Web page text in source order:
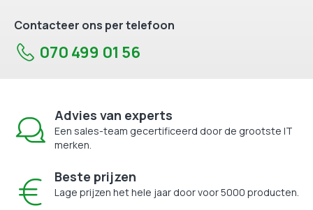
Contacteer ons per telefoon
070 499 01 56
Advies van experts
Een sales-team gecertificeerd door de grootste IT
merken.
Beste prijzen
Lage prijzen het hele jaar door voor 5000 producten.